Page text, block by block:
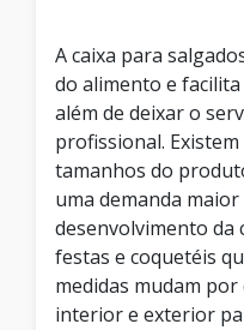
A caixa para
do alimento e
além de deixar o
profissional.
tamanhos do
uma demanda maior
desenvolvimento da
festas e coquetéis
medidas mudam
interior e exterior